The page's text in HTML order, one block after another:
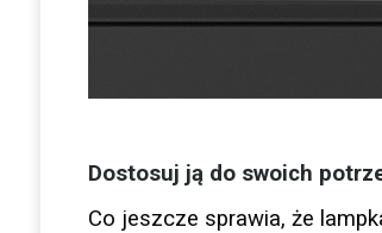
Dostosuj ją do swoich
Co jeszcze sprawia, że